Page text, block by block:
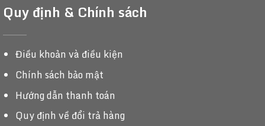
Quy định & Chính sách
Điều khoản và điều kiện
Chính sách bảo mật
Hướng dẫn thanh toán
Quy định về đổi trả hàng